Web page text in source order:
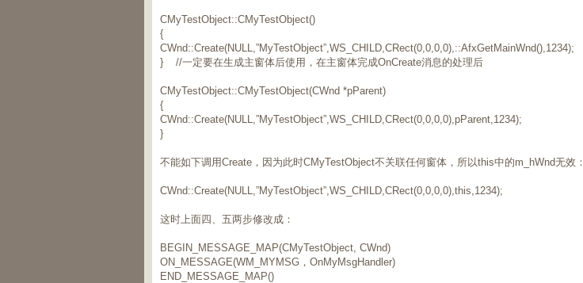
CMyTestObject::CMyTestObject()
{
CWnd::Create(NULL,”MyTestObject”,WS_CHILD,CRect(0,0,0,0),::AfxGetMainWnd(),1234);
} //一定要在生成主窗体后使用，在主窗体完成OnCreate消息的处理后
CMyTestObject::CMyTestObject(CWnd *pParent)
{
CWnd::Create(NULL,”MyTestObject”,WS_CHILD,CRect(0,0,0,0),pParent,1234);
}
不能如下调用Create，因为此时CMyTestObject不关联任何窗体，所以this中的m_hWnd无效：
CWnd::Create(NULL,”MyTestObject”,WS_CHILD,CRect(0,0,0,0),this,1234);
这时上面四、五两步修改成：
BEGIN_MESSAGE_MAP(CMyTestObject, CWnd)
ON_MESSAGE(WM_MYMSG，OnMyMsgHandler)
END_MESSAGE_MAP()